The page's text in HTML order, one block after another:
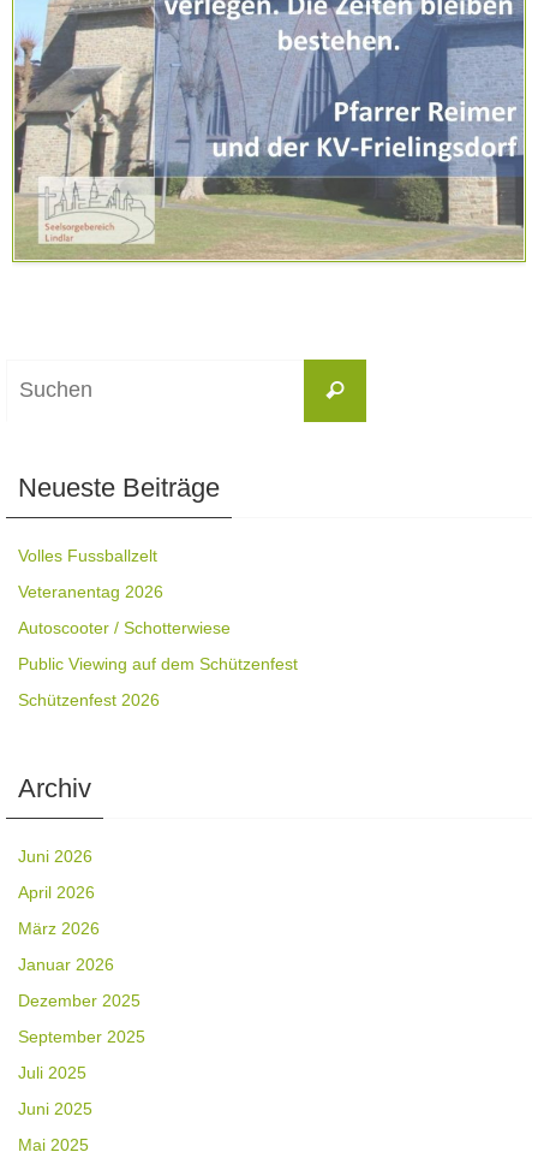
Suchen
Neueste Beiträge
Volles Fussballzelt
Veteranentag 2026
Autoscooter / Schotterwiese
Public Viewing auf dem Schützenfest
Schützenfest 2026
Archiv
Juni 2026
April 2026
März 2026
Januar 2026
Dezember 2025
September 2025
Juli 2025
Juni 2025
Mai 2025